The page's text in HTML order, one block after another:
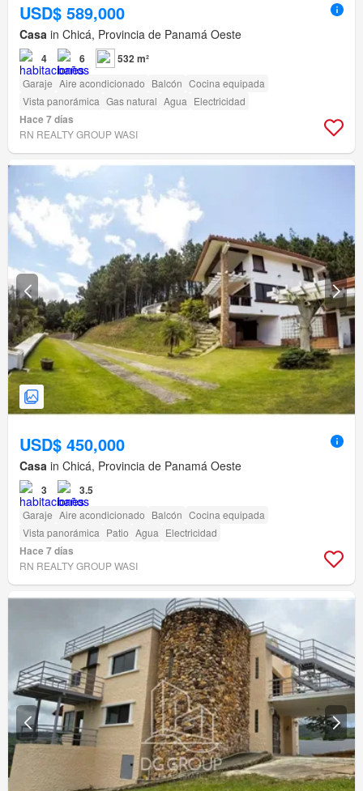
USD$ 589,000
Casa in Chicá, Provincia de Panamá Oeste
4 6 532 m²
Garaje Aire acondicionado Balcón Cocina equipada
Vista panorámica Gas natural Agua Electricidad
Hace 7 días
RN REALTY GROUP WASI
USD$ 450,000
Casa in Chicá, Provincia de Panamá Oeste
3 3.5
Garaje Aire acondicionado Balcón Cocina equipada
Vista panorámica Patio Agua Electricidad
Hace 7 días
RN REALTY GROUP WASI